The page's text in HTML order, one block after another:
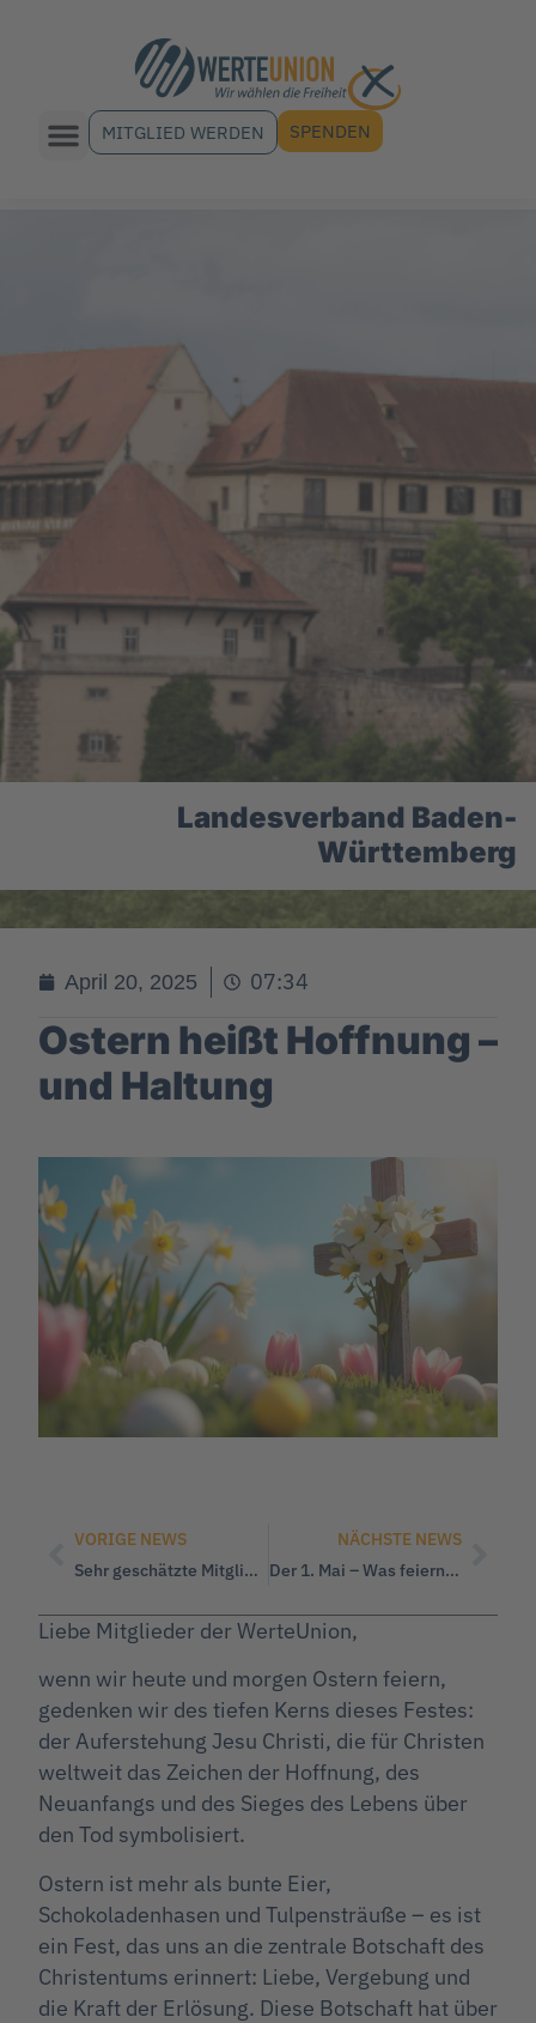
MITGLIED WERDEN SPENDEN
Landesverband Baden-
Württemberg
April 20, 2025 07:34
Ostern heißt Hoffnung –
und Haltung
VORIGE NEWS
Sehr geschätzte Mitglieder der Christlich-Demokratischen Union
NÄCHSTE NEWS
Der 1. Mai – Was feiern wir morgen?
Liebe Mitglieder der WerteUnion,
wenn wir heute und morgen Ostern feiern,
gedenken wir des tiefen Kerns dieses Festes:
der Auferstehung Jesu Christi, die für Christen
weltweit das Zeichen der Hoffnung, des
Neuanfangs und des Sieges des Lebens über
den Tod symbolisiert.
Ostern ist mehr als bunte Eier,
Schokoladenhasen und Tulpensträuße – es ist
ein Fest, das uns an die zentrale Botschaft des
Christentums erinnert: Liebe, Vergebung und
die Kraft der Erlösung. Diese Botschaft hat über